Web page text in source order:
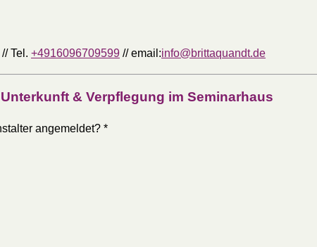
Tel. +4916096709599 // email:info@brittaquandt.de
& Verpflegung im Seminarhaus
angemeldet? *